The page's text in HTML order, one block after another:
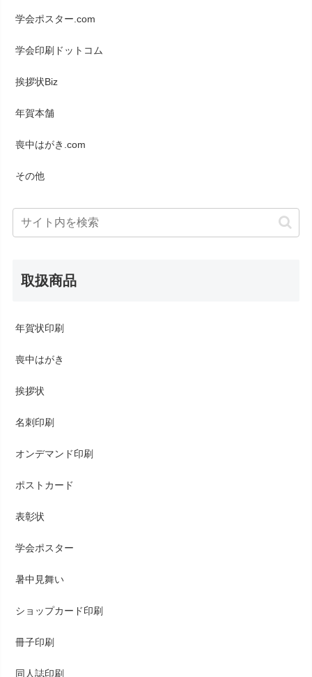
学会ポスター.com
学会印刷ドットコム
挨拶状Biz
年賀本舗
喪中はがき.com
その他
取扱商品
年賀状印刷
喪中はがき
挨拶状
名刺印刷
オンデマンド印刷
ポストカード
表彰状
学会ポスター
暑中見舞い
ショップカード印刷
冊子印刷
同人誌印刷